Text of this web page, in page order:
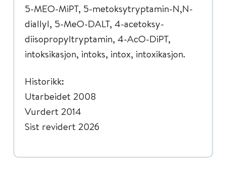
5-MEO-MiPT, 5-metoksytryptamin-N,N-
diallyl, 5-MeO-DALT, 4-acetoksy-
diisopropyltryptamin, 4-AcO-DiPT,
intoksikasjon, intoks, intox, intoxikasjon.
Historikk:
Utarbeidet 2008
Vurdert 2014
Sist revidert 2026